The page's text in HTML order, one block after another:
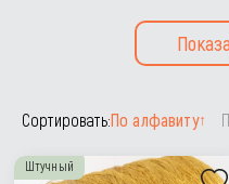
Сортировать:По алфавиту↑
Штучный